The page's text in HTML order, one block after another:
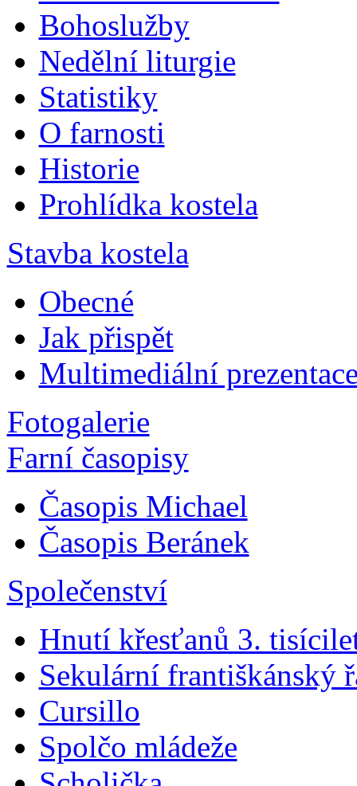
Bohoslužby
Nedělní liturgie
Statistiky
O farnosti
Historie
Prohlídka kostela
Stavba kostela
Obecné
Jak přispět
Multimediální
Fotogalerie
Farní časopisy
Časopis Michael
Časopis Beránek
Společenství
Hnutí křesťanů 3.
Sekulární františkánský
Cursillo
Spolčo mládeže